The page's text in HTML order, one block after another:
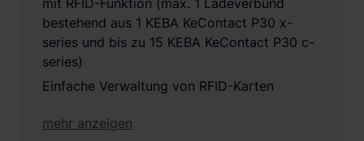
mit RFID-Funktion (max. 1 Ladeverbund
bestehend aus 1 KEBA KeContact P30 x-
series und bis zu 15 KEBA KeContact P30 c-
series)
Einfache Verwaltung von RFID-Karten
mehr anzeigen